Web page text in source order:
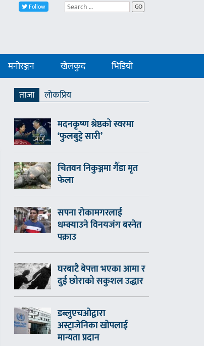
Follow GO
मनोरञ्जन खेलकुद भिडियो
ताजा
लाेकप्रिय
मदनकृष्ण श्रेष्ठको स्वरमा
‘फुलबुट्टे सारी’
चितवन निकुञ्जमा गैँडा मृत
फेला
सपना रोकामगरलाई
धम्क्याउने विनयजंग बस्नेत
पक्राउ
घरबाटै बेपत्ता भएका आमा र
दुई छोराको सकुशल उद्धार
डब्लुएचओद्वारा
अस्ट्राजेनिका खोपलाई
मान्यता प्रदान